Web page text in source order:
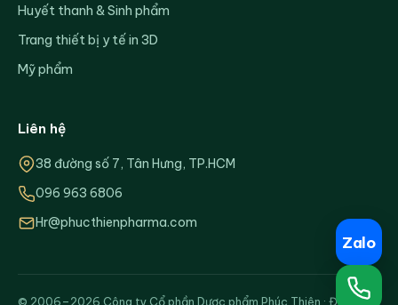
Huyết thanh & Sinh phẩm
Trang thiết bị y tế in 3D
Mỹ phẩm
Liên hệ
38 đường số 7, Tân Hưng, TP.HCM
096 963 6806
Hr@phucthienpharma.com
© 2006–2026 Công ty Cổ phần Dược phẩm Phúc Thiện · ĐKKD:
Zalo